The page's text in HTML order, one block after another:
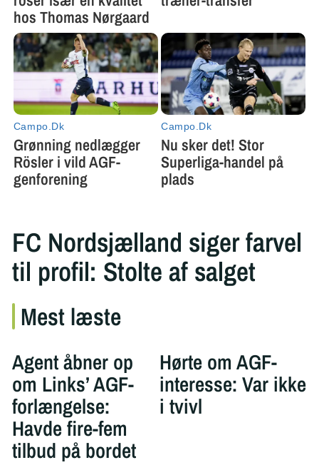
FC Nordsjælland siger farvel
til profil: Stolte af salget
Mest læste
Agent åbner op
om Links’ AGF-
forlængelse:
Havde fire-fem
tilbud på bordet
Hørte om AGF-
interesse: Var ikke
i tvivl